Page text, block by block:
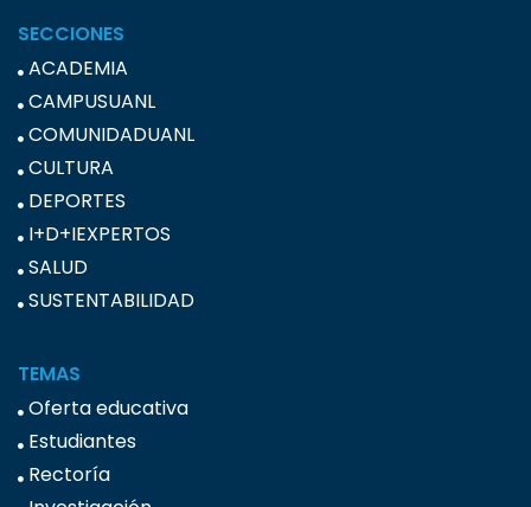
SECCIONES
ACADEMIA
CAMPUSUANL
COMUNIDADUANL
CULTURA
DEPORTES
I+D+IEXPERTOS
SALUD
SUSTENTABILIDAD
TEMAS
Oferta educativa
Estudiantes
Rectoría